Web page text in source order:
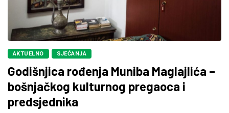
AKTUELNO SJEĆANJA
Godišnjica rođenja Muniba Maglajlića –
bošnjačkog kulturnog pregaoca i
predsjednika